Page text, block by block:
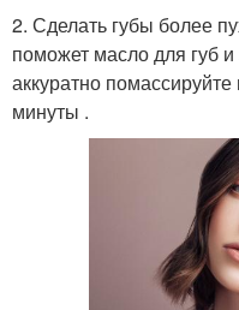
2. Сделать губы более
поможет масло для губ
аккуратно
минуты .